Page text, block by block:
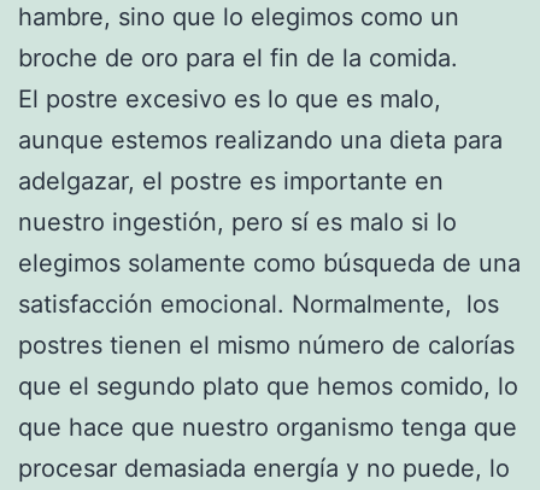
hambre, sino que lo elegimos como un
broche de oro para el fin de la comida.
El postre excesivo es lo que es malo,
aunque estemos realizando una dieta para
adelgazar, el postre es importante en
nuestro ingestión, pero sí es malo si lo
elegimos solamente como búsqueda de una
satisfacción emocional. Normalmente, los
postres tienen el mismo número de calorías
que el segundo plato que hemos comido, lo
que hace que nuestro organismo tenga que
procesar demasiada energía y no puede, lo